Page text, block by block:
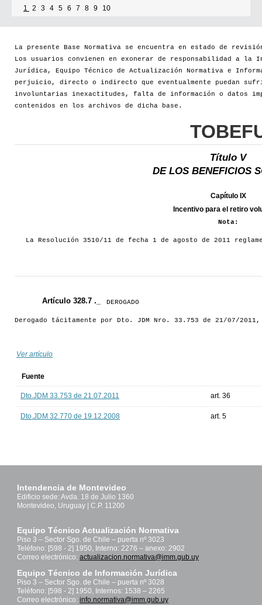
1 2 3 4 5 6 7 8 9 10
La presente Base Normativa se encuentra en estado de
Los usuarios convienen en exonerar de responsabilidad a la
Jurídica, Equipo Técnico de Actualización Normativa e
perjuicio, directo o indirecto que eventualmente puedan
involuntarias inexactitudes, falta de información o datos
contenidos en los archivos de dicha base.
Título V
DE LOS BENEFICIOS
Capítulo IX
Incentivo para el retiro
Nota:
La Resolución 3510/11 de fecha 1 de agosto de 2011
Artículo 328.7 ._ DEROGADO
Derogado tácitamente por Dto. JDM Nro. 33.753 de 21/07/
Ver artículo
Fuente
Dto.JDM 33.753 de 21.07.2011 art. 36
Dto.JDM 32.770 de 19.12.2008 art. 5
Intendencia de Montevideo
Edificio sede: Avda. 18 de Julio 1360
Montevideo, Uruguay | C.P. 11200
Equipo Técnico Actualización Normativa
Piso 3 – Sector Sgo. de Chile – puerta nº 3023
Teléfono: [598 - 2] 1950, Interno: 2276 – anexo: 2902
Correo electrónico: actualizacion.normativa@imm.gub.uy
Equipo Técnico de Información Jurídica
Piso 3 – Sector Sgo. de Chile – puerta nº 3028
Teléfono: [598 - 2] 1950, Internos: 1538 – 2265
Correo electrónico: info.normativa@imm.gub.uy